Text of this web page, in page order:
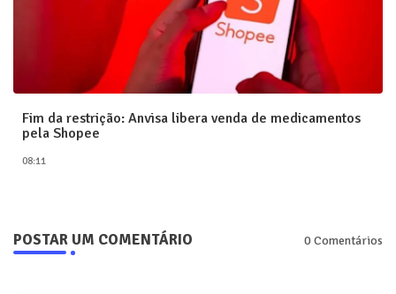
Fim da restrição: Anvisa libera venda de medicamentos
pela Shopee
08:11
POSTAR UM COMENTÁRIO 0 Comentários